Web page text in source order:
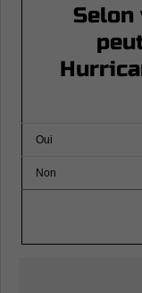
Selon
Oui
Non